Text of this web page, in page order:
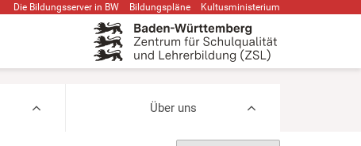
Die Bildungsserver in BW Bildungspläne Kultusministerium
Über uns